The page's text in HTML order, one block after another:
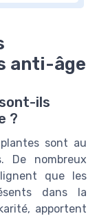
anti-âge
ils
?
sont au
De nombreux
que les
dans la
apportent